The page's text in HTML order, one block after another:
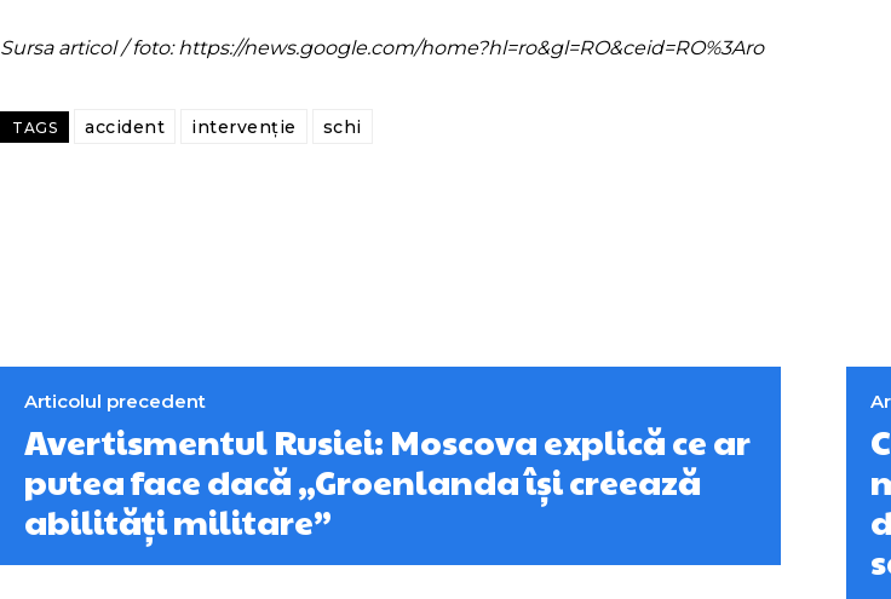
Sursa articol / foto: https://news.google.com/home?hl=ro&gl=RO&ceid=RO%3Aro
TAGS accident intervenție schi
Articolul precedent
Avertismentul Rusiei: Moscova explică ce ar
putea face dacă „Groenlanda își creează
abilități militare”